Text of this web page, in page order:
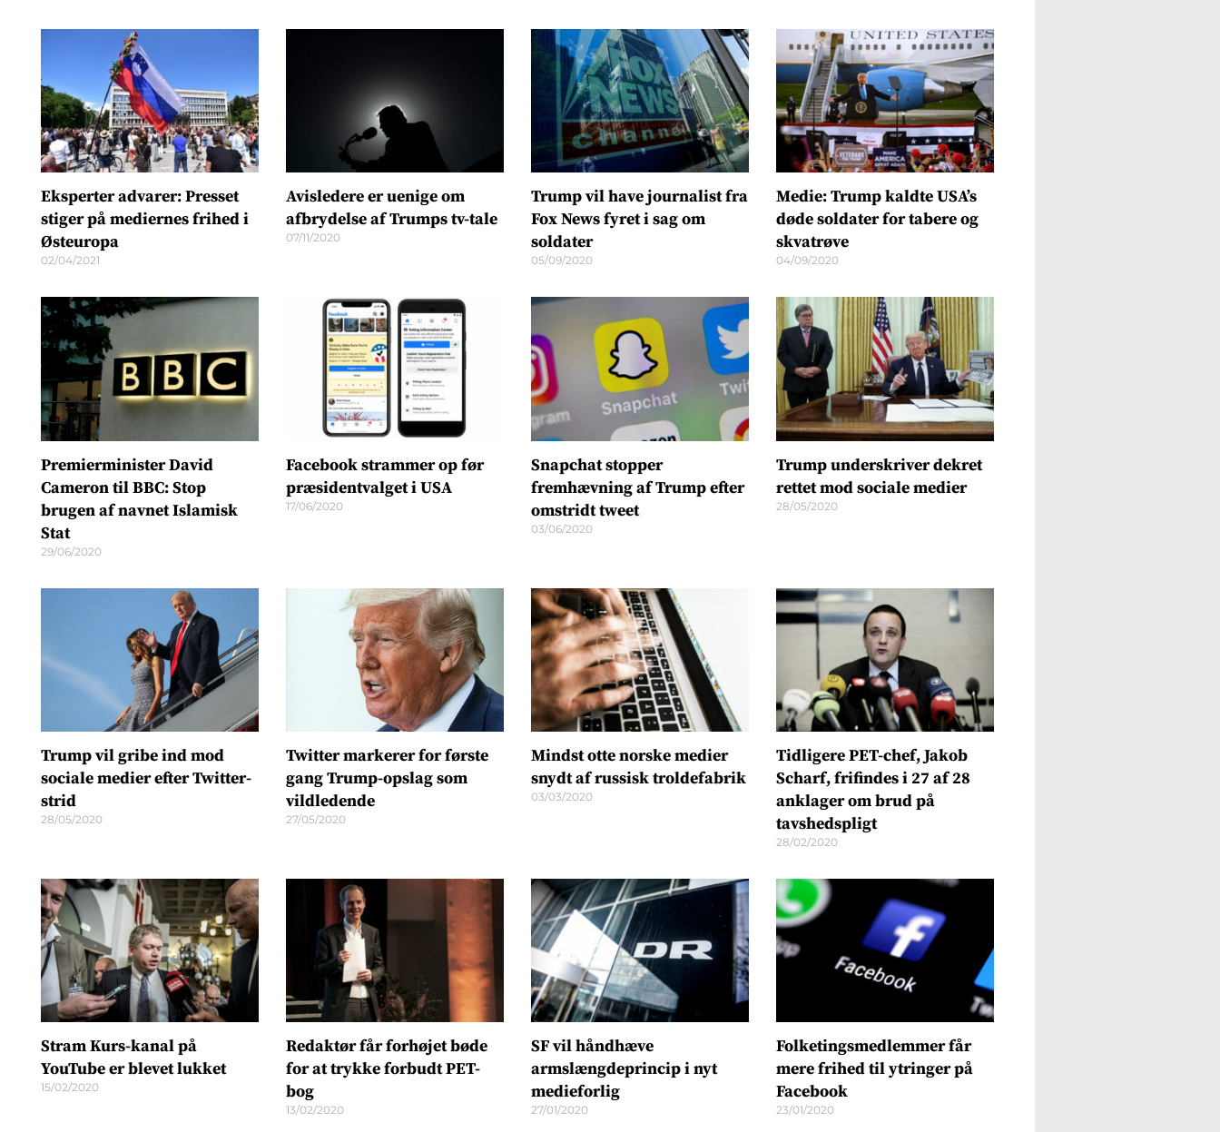
Eksperter advarer: Presset
stiger på mediernes frihed i
Østeuropa
02/04/2021
Avisledere er uenige om
afbrydelse af Trumps tv-tale
07/11/2020
Trump vil have journalist fra
Fox News fyret i sag om
soldater
05/09/2020
Medie: Trump kaldte USA’s
døde soldater for tabere og
skvatrøve
04/09/2020
Premierminister David
Cameron til BBC: Stop
brugen af navnet Islamisk
Stat
29/06/2020
Facebook strammer op før
præsidentvalget i USA
17/06/2020
Snapchat stopper
fremhævning af Trump efter
omstridt tweet
03/06/2020
Trump underskriver dekret
rettet mod sociale medier
28/05/2020
Trump vil gribe ind mod
sociale medier efter Twitter-
strid
28/05/2020
Twitter markerer for første
gang Trump-opslag som
vildledende
27/05/2020
Mindst otte norske medier
snydt af russisk troldefabrik
03/03/2020
Tidligere PET-chef, Jakob
Scharf, frifindes i 27 af 28
anklager om brud på
tavshedspligt
28/02/2020
Stram Kurs-kanal på
YouTube er blevet lukket
15/02/2020
Redaktør får forhøjet bøde
for at trykke forbudt PET-
bog
13/02/2020
SF vil håndhæve
armslængdeprincip i nyt
medieforlig
27/01/2020
Folketingsmedlemmer får
mere frihed til ytringer på
Facebook
23/01/2020